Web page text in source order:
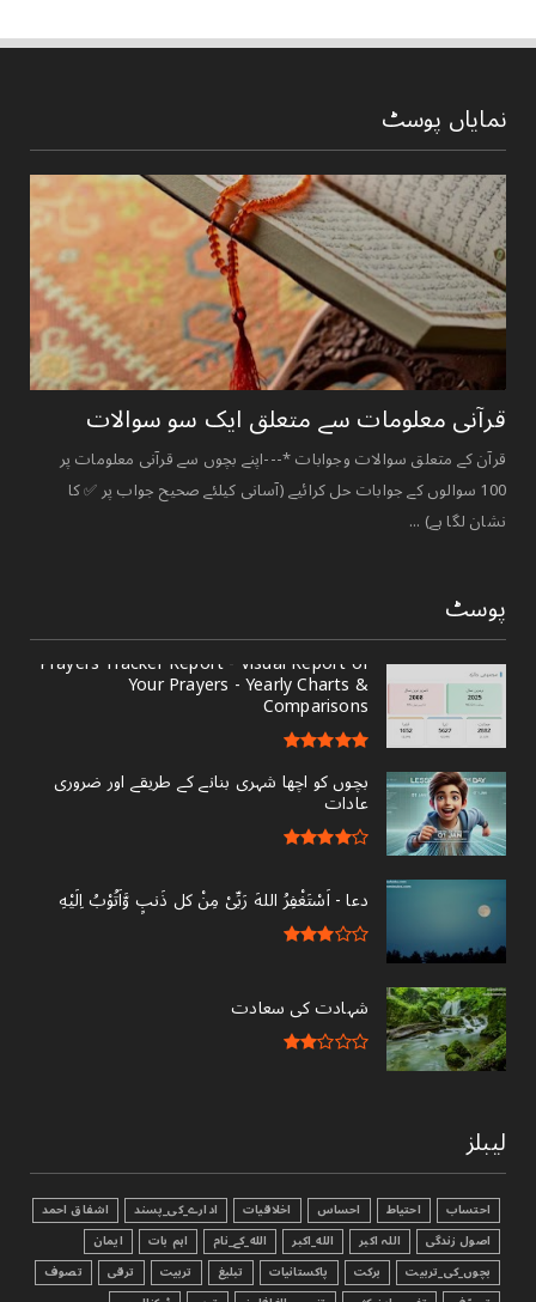
نمایاں پوسٹ
قرآنی ‏معلومات ‏سے ‏متعلق ‏ایک ‏سو ‏سوالات ‏
قرآن کے متعلق سوالات وجوابات *---اپنے بچوں سے قرآنی معلومات پر
100 سوالوں کے جوابات حل کرائیے (آسانی کیلئے صحیح جواب پر ✅ کا
نشان لگا ہے) ...
پوسٹ
Prayers Tracker Report - Visual Report of
Your Prayers - Yearly Charts &
Comparisons
بچوں کو اچھا شہری بنانے کے طریقے اور ضروری
عادات
دعا - ‎اَسْتَغْفِرُ اللهَ رَبِّىْ مِنْ کل ذَنبٍ وَّاَتُوْبُ اِلَيْهِ
شہادت کی سعادت
لیبلز
احتساب احتیاط احساس اخلاقیات ادارے_کی_پسند
اشفاق احمد
اصول زندگی
اللہ اکبر الله_اکبر الله_کے_نام اہم بات
ایمان
بچوں_کی_تربیت
برکت پاکستانیات تبليغ تربیت ترقی
تصوف